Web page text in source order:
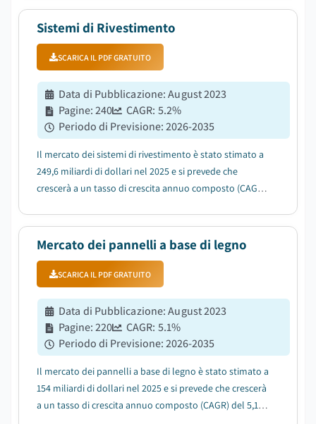
Sistemi di Rivestimento
SCARICA IL PDF GRATUITO
Data di Pubblicazione:August 2023
Pagine:240 CAGR: 5.2%
Periodo di Previsione:2026-2035
Il mercato dei sistemi di rivestimento è stato stimato a
249,6 miliardi di dollari nel 2025 e si prevede che
crescerà a un tasso di crescita annuo composto (CAGR)
Mercato dei pannelli a base di legno
SCARICA IL PDF GRATUITO
Data di Pubblicazione:August 2023
Pagine:220 CAGR: 5.1%
Periodo di Previsione:2026-2035
Il mercato dei pannelli a base di legno è stato stimato a
154 miliardi di dollari nel 2025 e si prevede che crescerà
a un tasso di crescita annuo composto (CAGR) del 5,1%